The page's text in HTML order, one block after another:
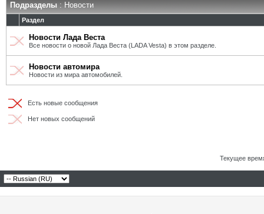
Подразделы: Новости
Раздел
Новости Лада Веста
Все новости о новой Лада Веста (LADA Vesta) в этом разделе.
Новости автомира
Новости из мира автомобилей.
Есть новые сообщения
Нет новых сообщений
Текущее